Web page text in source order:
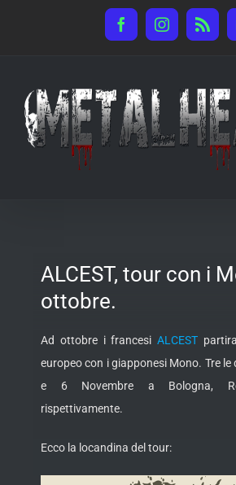
FacebookInstagram
Rss
ALCEST, tour con i
ottobre.
Ad ottobre i francesi ALCEST
europeo con i giapponesi Mono. Tre le
e 6 Novembre a Bologna,
rispettivamente.
Ecco la locandina del tour: